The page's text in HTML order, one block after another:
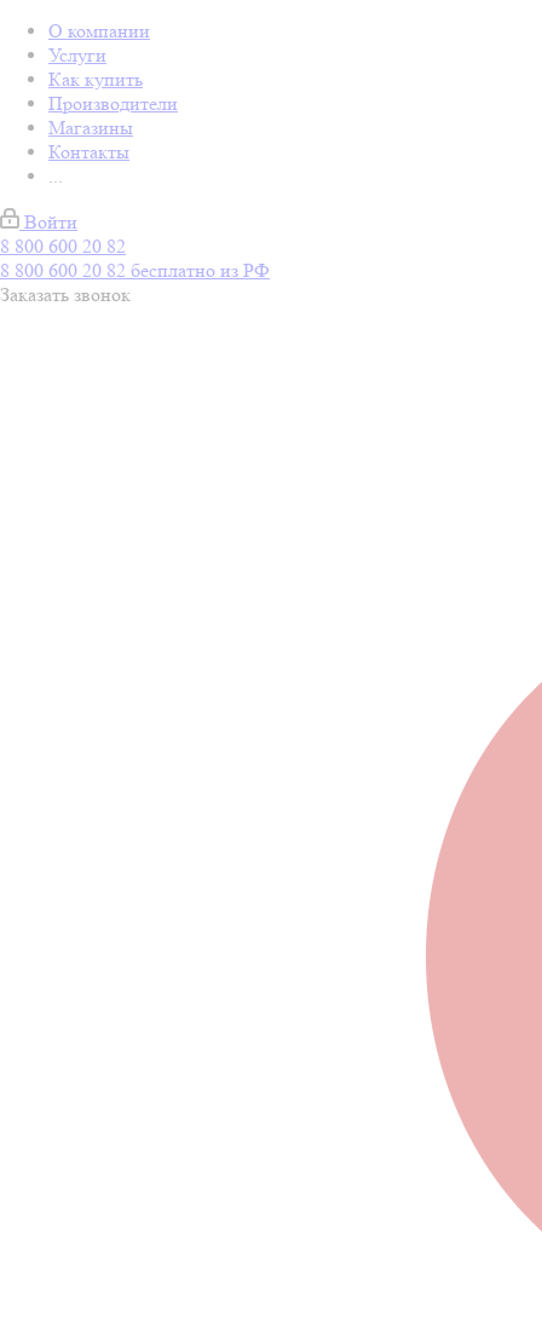
О компании
Услуги
Как купить
Производители
Магазины
Контакты
...
Войти
8 800 600 20 82
8 800 600 20 82 бесплатно из РФ
Заказать звонок